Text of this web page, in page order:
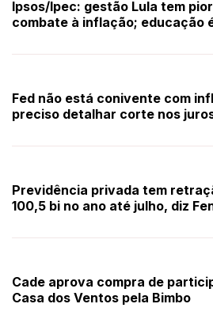
Ipsos/Ipec: gestão Lula tem
combate à inflação; educação
Fed não está conivente com
preciso detalhar corte nos
Previdência privada tem
100,5 bi no ano até julho, diz
Cade aprova compra de
Casa dos Ventos pela Bimbo